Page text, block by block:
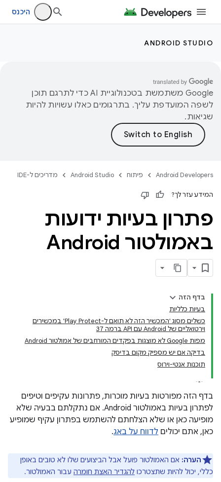
היכנס
ANDROID STUDIO
‫Google משתמשת בטכנולוגיית AI כדי לתרגם תוכן
לשפה המועדפת עליך. בתרגומים כאלו עשויות להיות
שגיאות.
Android Developers פיתוח Android Studio מדריכים ל-IDE
המידע עזר לך?
פתרון בעיות ידועות
באמולטור Android
בדף הזה
בעיות כלליות
כשלים מסוג 'המכשיר הזה לא תואם ל-Play Protect' במכשירים
וירטואליים של Android עם API ברמה 37
מפות Google לא מוצגות בפקדים המורחבים של אמולטור Android
בדיקה אם יש מספיק מקום בדיסק
תוכנות אנטי-וירוס
בדף הזה מפורטות בעיות מוכרות, פתרונות עקיפים וטיפים
לפתרון בעיות באמולטור Android. אם נתקלתם בבעיה שלא
מופיעה כאן או שלא הצלחתם להשתמש בפתרון עקיף שמופיע
כאן, אתם יכולים לדווח על באג.
הערה: אם האמולטור פועל אבל הביצועים שלו לא טובים באופן
כללי, יכול להיות שתצטרכו להגדיר האצת חומרה עבור האמולטור.